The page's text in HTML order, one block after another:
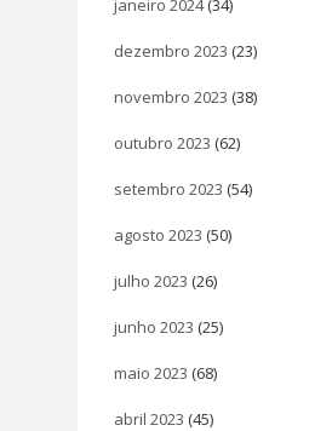
dezembro 2023 (23)
novembro 2023 (38)
outubro 2023 (62)
setembro 2023 (54)
agosto 2023 (50)
julho 2023 (26)
junho 2023 (25)
maio 2023 (68)
abril 2023 (45)